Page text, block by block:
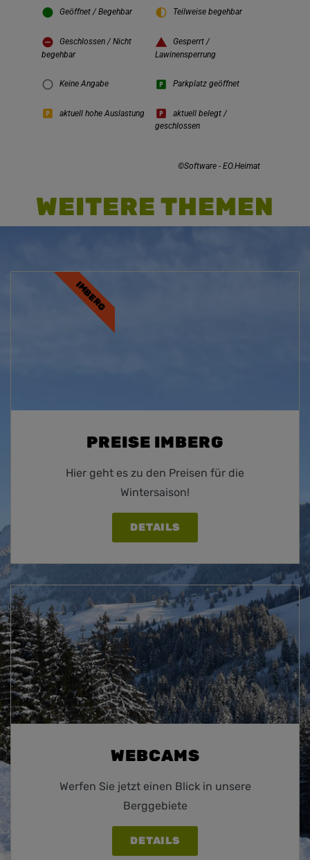
Geöffnet / Begehbar Teilweise begehbar
Geschlossen / Nicht
begehbar
Gesperrt /
Lawinensperrung
Keine Angabe Parkplatz geöffnet
aktuell hohe Auslastung
aktuell belegt /
geschlossen
©Software - EO.Heimat
WEITERE THEMEN
PREISE IMBERG
Hier geht es zu den Preisen für die
Wintersaison!
DETAILS
IMBERG
WEBCAMS
Werfen Sie jetzt einen Blick in unsere
Berggebiete
DETAILS